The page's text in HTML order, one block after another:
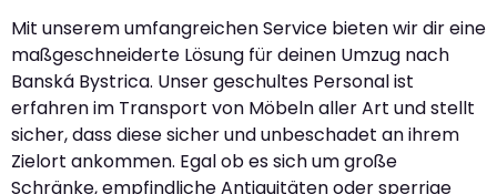
Mit unserem umfangreichen Service bieten wir dir eine
maßgeschneiderte Lösung für deinen Umzug nach
Banská Bystrica. Unser geschultes Personal ist
erfahren im Transport von Möbeln aller Art und stellt
sicher, dass diese sicher und unbeschadet an ihrem
Zielort ankommen. Egal ob es sich um große
Schränke, empfindliche Antiquitäten oder sperrige